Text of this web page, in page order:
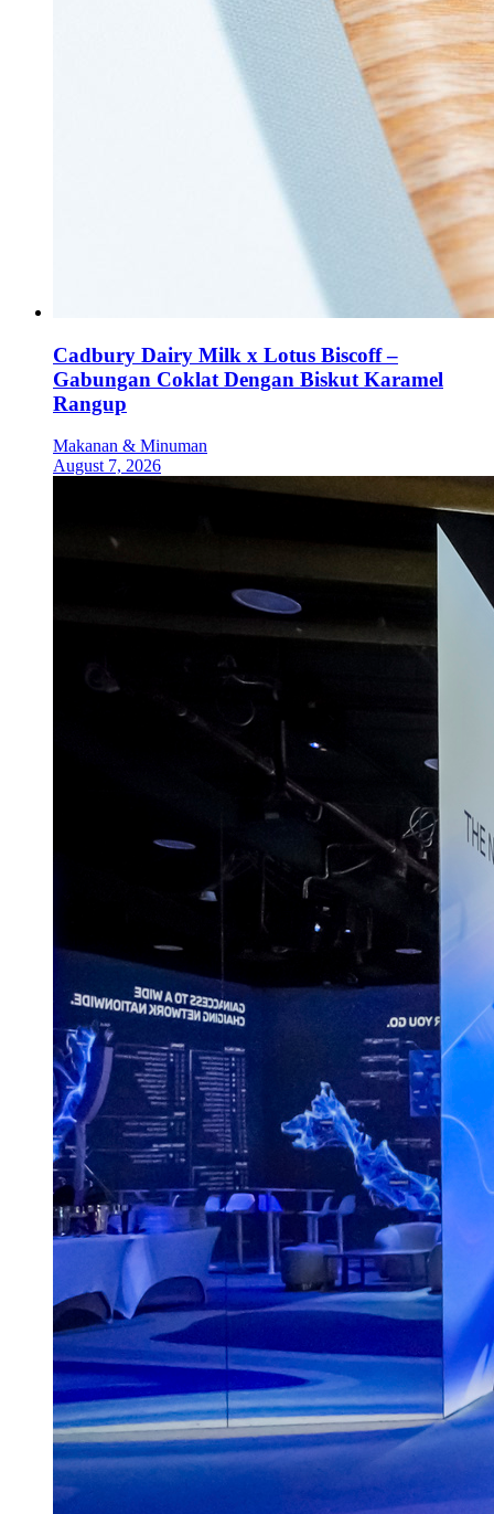
Cadbury Dairy Milk x Lotus Biscoff –
Gabungan Coklat Dengan Biskut Karamel
Rangup
Makanan & Minuman
August 7, 2026